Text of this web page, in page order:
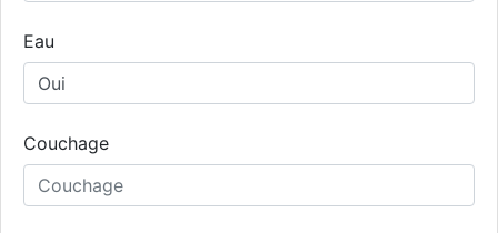
Eau
Couchage